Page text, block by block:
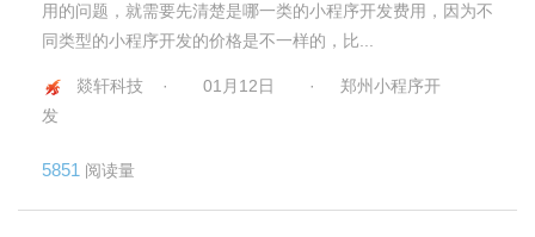
用的问题，就需要先清楚是哪一类的小程序开发费用，因为不
同类型的小程序开发的价格是不一样的，比...
燚轩科技 · 01月12日 ·
郑州小程序开
发
5851 阅读量